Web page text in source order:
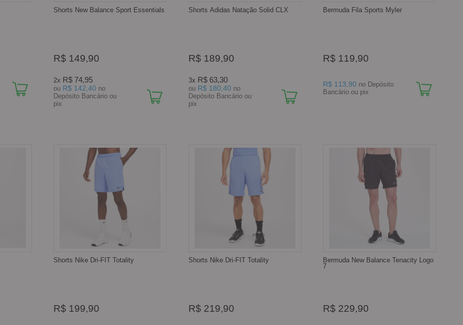
Shorts New Balance Sport Essentials
R$ 149,90
2x R$ 74,95
ou R$ 142,40 no
Depósito Bancário ou
pix
Shorts Adidas Natação Solid CLX
R$ 189,90
3x R$ 63,30
ou R$ 180,40 no
Depósito Bancário ou
pix
Bermuda Fila Sports Myler
R$ 119,90
R$ 113,90 no Depósito
Bancário ou pix
Shorts Nike Dri-FIT Totality
R$ 199,90
Shorts Nike Dri-FIT Totality
R$ 219,90
Bermuda New Balance Tenacity Logo
7
R$ 229,90